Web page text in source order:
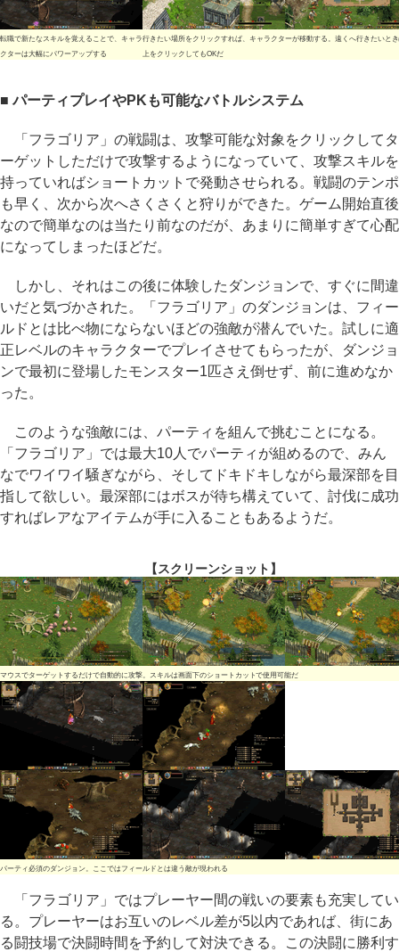
転職で新たなスキルを覚えることで、キャラ
クターは大幅にパワーアップする
行きたい場所をクリックすれば、キャラクターが移動する。遠くへ行きたいと
上をクリックしてもOKだ
■ パーティプレイやPKも可能なバトルシステム
「フラゴリア」の戦闘は、攻撃可能な対象をクリックしてタ
ーゲットしただけで攻撃するようになっていて、攻撃スキルを
持っていればショートカットで発動させられる。戦闘のテンポ
も早く、次から次へさくさくと狩りができた。ゲーム開始直後
なので簡単なのは当たり前なのだが、あまりに簡単すぎて心配
になってしまったほどだ。
しかし、それはこの後に体験したダンジョンで、すぐに間違
いだと気づかされた。「フラゴリア」のダンジョンは、フィー
ルドとは比べ物にならないほどの強敵が潜んでいた。試しに適
正レベルのキャラクターでプレイさせてもらったが、ダンジョ
ンで最初に登場したモンスター1匹さえ倒せず、前に進めなか
った。
このような強敵には、パーティを組んで挑むことになる。
「フラゴリア」では最大10人でパーティが組めるので、みん
なでワイワイ騒ぎながら、そしてドキドキしながら最深部を目
指して欲しい。最深部にはボスが待ち構えていて、討伐に成功
すればレアなアイテムが手に入ることもあるようだ。
【スクリーンショット】
マウスでターゲットするだけで自動的に攻撃。スキルは画面下のショートカットで使用可能だ
パーティ必須のダンジョン。ここではフィールドとは違う敵が現われる
「フラゴリア」ではプレーヤー間の戦いの要素も充実してい
る。プレーヤーはお互いのレベル差が5以内であれば、街にあ
る闘技場で決闘時間を予約して対決できる。この決闘に勝利す